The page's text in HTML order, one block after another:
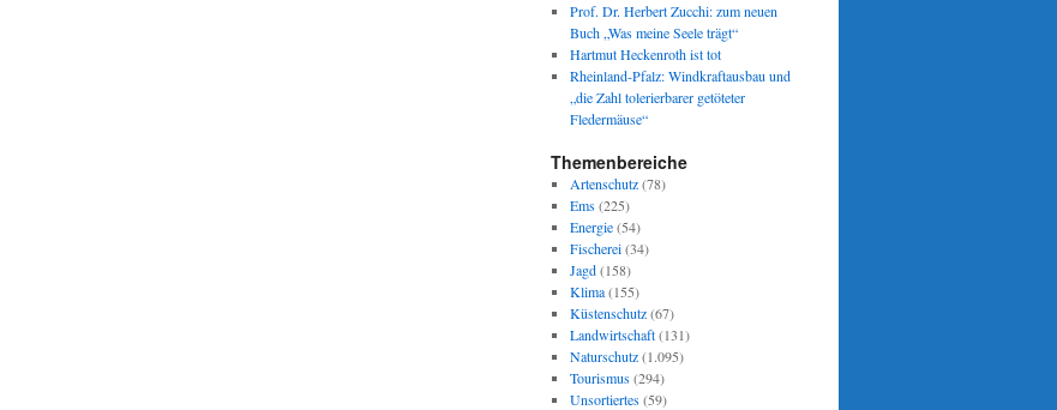
Prof. Dr. Herbert Zucchi: zum neuen
Buch „Was meine Seele trägt“
Hartmut Heckenroth ist tot
Rheinland-Pfalz: Windkraftausbau und
„die Zahl tolerierbarer getöteter
Fledermäuse“
Themenbereiche
Artenschutz(78)
Ems(225)
Energie(54)
Fischerei(34)
Jagd(158)
Klima(155)
Küstenschutz(67)
Landwirtschaft(131)
Naturschutz(1.095)
Tourismus(294)
Unsortiertes(59)